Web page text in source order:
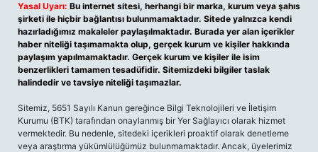
Yasal Uyarı: Bu internet sitesi, herhangi bir marka, kurum veya şahıs
şirketi ile hiçbir bağlantısı bulunmamaktadır. Sitede yalnızca kendi
hazırladığımız makaleler paylaşılmaktadır. Burada yer alan içerikler
haber niteliği taşımamakta olup, gerçek kurum ve kişiler hakkında
paylaşım yapılmamaktadır. Gerçek kurum ve kişiler ile isim
benzerlikleri tamamen tesadüfidir. Sitemizdeki bilgiler taslak
halindedir ve tavsiye niteliği taşımazlar.
Sitemiz, 5651 Sayılı Kanun gereğince Bilgi Teknolojileri ve İletişim
Kurumu (BTK) tarafından onaylanmış bir Yer Sağlayıcı olarak hizmet
vermektedir. Bu nedenle, sitedeki içerikleri proaktif olarak denetleme
veya araştırma yükümlülüğümüz bulunmamaktadır. Ancak, üyelerimiz